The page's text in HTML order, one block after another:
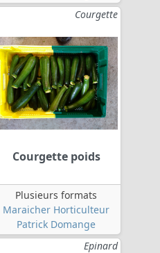
Courgette
Courgette poids
Plusieurs formats
Maraicher Horticulteur
Patrick Domange
Epinard